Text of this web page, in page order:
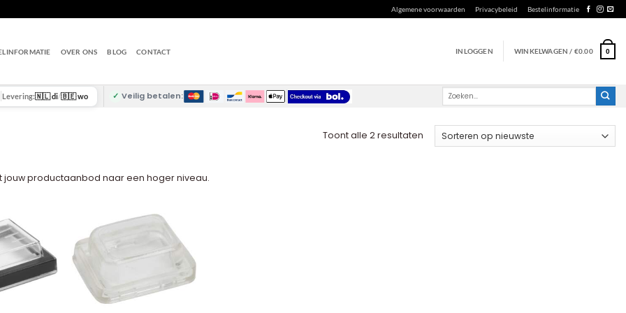
Algemene voorwaarden Privacybeleid Bestelinformatie
OVER ONS BLOG CONTACT INLOGGEN WINKELWAGEN / €0.00 0
Levering:🇳🇱 di/🇧🇪 wo ✓ Veilig betalen:
Zoeken
Toont alle 2 resultaten Gesorteerd
op
jouw productaanbod naar een hoger niveau.